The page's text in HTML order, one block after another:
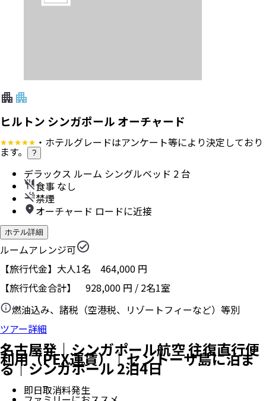
ヒルトン シンガポール オーチャード
・ホテルグレードはアンケート等により決定しており
ます。 ?
デラックス ルーム シングルベッド 2 台
食事 なし
禁煙
オーチャード ロードに近接
ホテル詳細
ルームアレンジ可
【旅行代金】大人1名 464,000 円
【旅行代金合計】 928,000 円 / 2名1室
燃油込み、諸税（空港税、リゾートフィーなど）等別
ツアー詳細
名古屋発｜シンガポール航空 往復直行便
利用（PEX運賃）｜セントーサ島に泊ま
る｜シンガポール 2泊4日
即日取消料発生